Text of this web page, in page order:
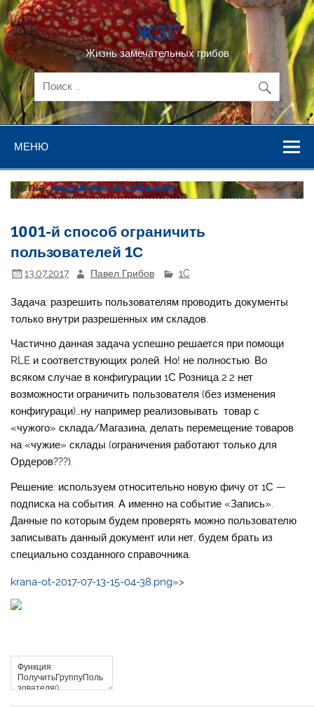
Перейти
к
содержимому
ЖЗГ
Жизнь замечательных грибов
МЕНЮ
Метка:подписка на событие
1001-й способ ограничить
пользователей 1С
13.07.2017 Павел Грибов 1C
Задача: разрешить пользователям проводить документы
только внутри разрешенных им складов.
Частично данная задача успешно решается при помощи
RLE и соответствующих ролей. Но! не полностью. Во
всяком случае в конфигурации 1С Розница 2.2 нет
возможности ограничить пользователя (без изменения
конфигураци)…ну например реализовывать товар с
«чужого» склада/Магазина, делать перемещение товаров
на «чужие» склады (ограничения работают только для
Ордеров???).
Решение: используем относительно новую фичу от 1С —
подписка на события. А именно на событие «Запись».
Данные по которым будем проверять можно пользователю
записывать данный документ или нет, будем брать из
специально созданного справочника.
krana-ot-2017-07-13-15-04-38.png»>